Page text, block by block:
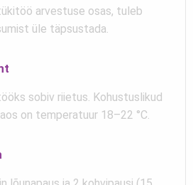
arvestuse osas, tuleb
üle täpsustada.
sobiv riietus. Kohustuslikud
on temperatuur 18–22 °C.